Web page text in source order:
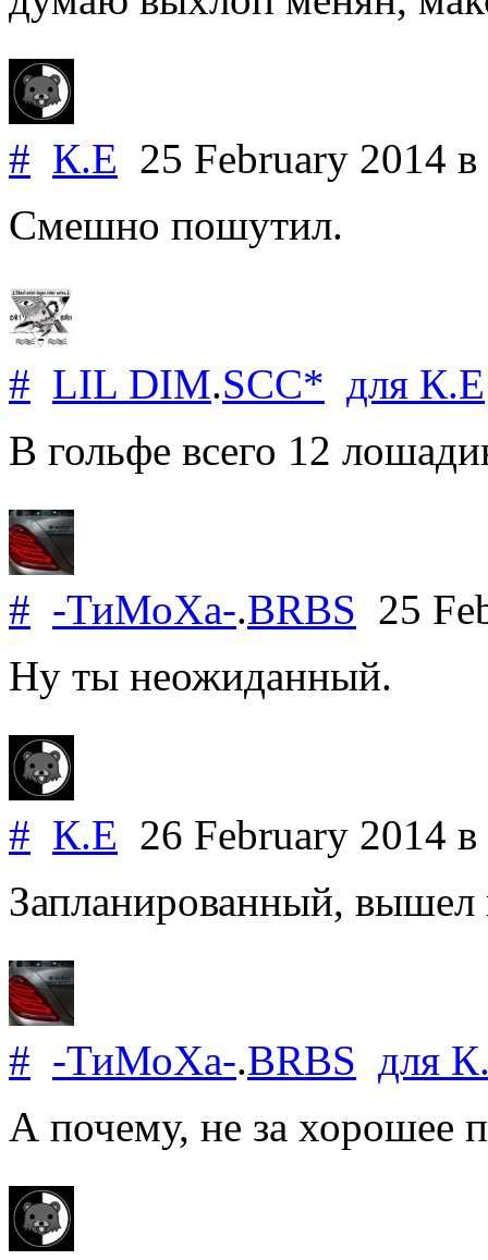
# К.Е 25 February 2014 в
Смешно пошутил.
# LIL DIM.SCC* для К.Е
В гольфе всего 12
# -ТиМоХа-.BRBS 25
Ну ты неожиданный.
# К.Е 26 February 2014 в
Запланированный, вышел
# -ТиМоХа-.BRBS для
А почему, не за хорошее